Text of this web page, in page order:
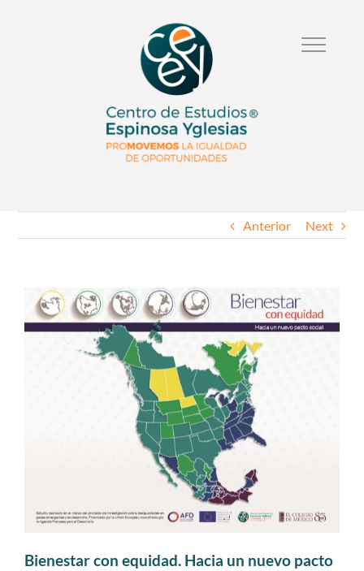
Anterior Next
Bienestar con equidad. Hacia un nuevo pacto